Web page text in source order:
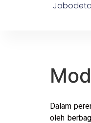
Dalam
oleh